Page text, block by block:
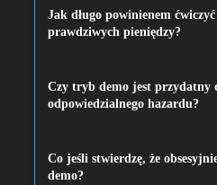
Jak długo powinienem
prawdziwych pieniędzy?
Czy tryb demo jest przydatny
odpowiedzialnego hazardu?
Co jeśli stwierdzę, że
demo?